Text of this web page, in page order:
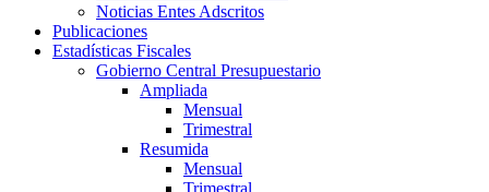
Noticias Entes Adscritos
Publicaciones
Estadísticas Fiscales
Gobierno Central Presupuestario
Ampliada
Mensual
Trimestral
Resumida
Mensual
Trimestral